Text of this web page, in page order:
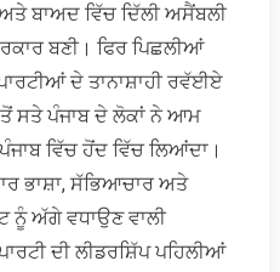
ਬਾਅਦ ਵਿੱਚ ਦਿੱਲੀ ਅਸੈਂਬਲੀ
ਬਣੀ। ਫਿਰ ਪਿਛਲੀਆਂ
ਦੇ ਤਾਨਾਸ਼ਾਹੀ ਰਵੱਈਏ
ਸਤੇ ਪੰਜਾਬ ਦੇ ਲੋਕਾਂ ਨੇ ਆਮ
ਵਿੱਚ ਹੋਂਦ ਵਿੱਚ ਲਿਆਂਦਾ।
ਭਾਸ਼ਾ, ਸੱਭਿਆਚਾਰ ਅਤੇ
ਨੂੰ ਅੱਗੇ ਵਧਾਉਣ ਵਾਲੀ
ਦੀ ਲੀਡਰਸ਼ਿੱਪ ਪਹਿਲੀਆਂ